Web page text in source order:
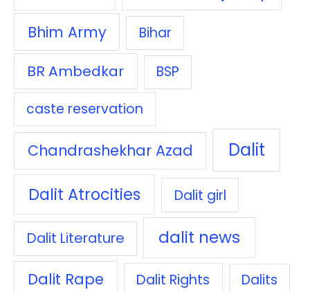
Bhim Army
Bihar
BR Ambedkar
BSP
caste reservation
Chandrashekhar Azad Dalit
Dalit Atrocities Dalit girl
Dalit Literature dalit news
Dalit Rape Dalit Rights Dalits